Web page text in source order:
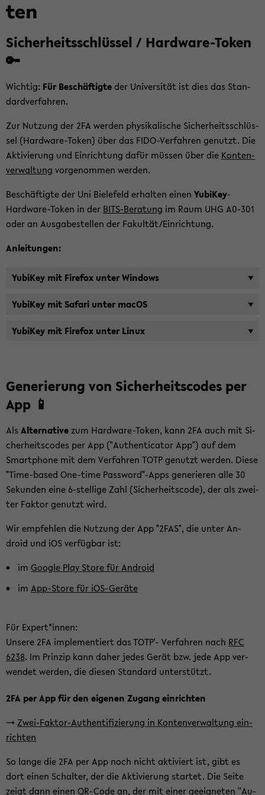
ten
Si­cher­heits­schlüs­sel / Hardware-​Token
🔑
Wich­tig: Für Be­schäf­tig­teder Uni­ver­si­tät ist dies das Stan­
dard­ver­fah­ren.
Zur Nut­zung der 2FA wer­den phy­si­ka­li­sche Si­cher­heits­schlüs­
sel (Hardware-​Token) über das FIDO-​Verfahren ge­nutzt. Die
Ak­ti­vie­rung und Ein­rich­tung dafür müs­sen über die Kon­ten­
ver­wal­tung vor­ge­nom­men wer­den.
Be­schäf­tig­te der Uni Bie­le­feld er­hal­ten einen Yu­bi­Key-​
Hardware-Token in der BITS-​Beratung im Raum UHG A0-​301
oder an Aus­ga­be­stel­len der Fa­kul­tät/Ein­rich­tung.
An­lei­tun­gen:
Yu­bi­Key mit Fire­fox unter Win­dows
Yu­bi­Key mit Sa­fa­ri unter macOS
Yu­bi­Key mit Fire­fox unter Linux
Ge­ne­rie­rung von Si­cher­heits­codes per
App 📱
Als Al­ter­na­ti­vezum Hardware-​Token, kann 2FA auch mit Si­
cher­heits­codes per App ("Au­then­ti­ca­tor App") auf dem
Smart­pho­ne mit dem Ver­fah­ren TOTP ge­nutzt wer­den. Diese
"Time-​based One-​time Pass­word"-Apps ge­ne­rie­ren alle 30
Se­kun­den eine 6-​stellige Zahl (Si­cher­heits­code), der als zwei­
ter Fak­tor ge­nutzt wird.
Wir emp­feh­len die Nut­zung der App "2FAS", die unter An­
droid und iOS ver­füg­bar ist:
im Goog­le Play Store für An­droid
im App-​Store für iOS-​Geräte
Für Ex­pert*innen:
Un­se­re 2FA im­ple­men­tiert das TOTP'- Ver­fah­ren nach RFC
6238. Im Prin­zip kann daher jedes Gerät bzw. jede App ver­
wen­det wer­den, die die­sen Stan­dard un­ter­stützt.
2FA per App für den ei­ge­nen Zu­gang ein­rich­ten
->Zwei-​Faktor-Authentifizierung in Kon­ten­ver­wal­tung ein­
rich­ten
So lange die 2FA per App noch nicht ak­ti­viert ist, gibt es
dort einen Schal­ter, der die Ak­ti­vie­rung star­tet. Die Seite
zeigt dann einen QR-​Code an, der mit einer ge­eig­ne­ten ''Au­